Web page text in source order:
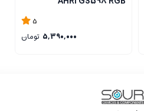
5
5,390,000 تومان